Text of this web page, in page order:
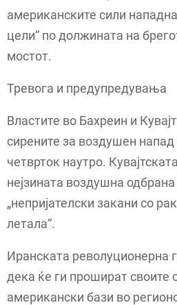
американските сили
цели“ по должината на
мостот.
Тревога и предупредувања
Властите во Бахреин и
сирените за воздушен напад
четврток наутро.
нејзината воздушна
„непријателски закани со
летала“.
Иранската револуционерна
дека ќе ги прошират своите
американски бази во